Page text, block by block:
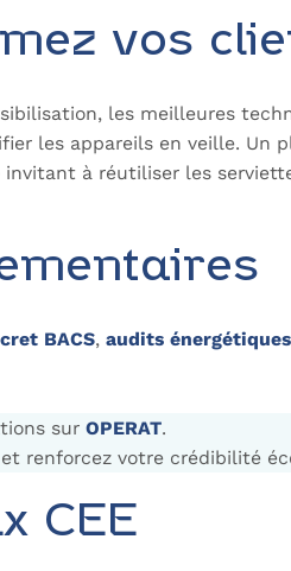
vos
les meilleures
les appareils en veille.
à réutiliser les
BACS, audits énergétiques
sur OPERAT.
renforcez votre crédibilité
CEE